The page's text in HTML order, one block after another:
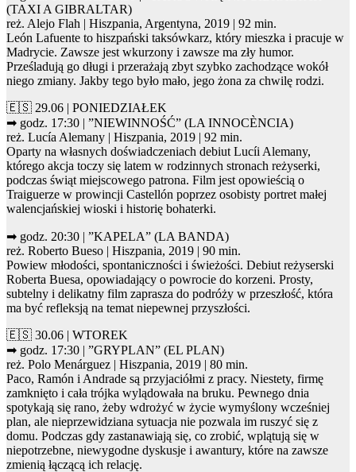
(TAXI A GIBRALTAR)
reż. Alejo Flah | Hiszpania, Argentyna, 2019 | 92 min.
León Lafuente to hiszpański taksówkarz, który mieszka i pracuje w
Madrycie. Zawsze jest wkurzony i zawsze ma zły humor.
Prześladują go długi i przerażają zbyt szybko zachodzące wokół
niego zmiany. Jakby tego było mało, jego żona za chwilę rodzi.
🇪🇸 29.06 | PONIEDZIAŁEK
➡ godz. 17:30 | ”NIEWINNOŚĆ” (LA INNOCÈNCIA)
reż. Lucía Alemany | Hiszpania, 2019 | 92 min.
Oparty na własnych doświadczeniach debiut Lucíi Alemany,
którego akcja toczy się latem w rodzinnych stronach reżyserki,
podczas świąt miejscowego patrona. Film jest opowieścią o
Traiguerze w prowincji Castellón poprzez osobisty portret małej
walencjańskiej wioski i historię bohaterki.
➡ godz. 20:30 | ”KAPELA” (LA BANDA)
reż. Roberto Bueso | Hiszpania, 2019 | 90 min.
Powiew młodości, spontaniczności i świeżości. Debiut reżyserski
Roberta Buesa, opowiadający o powrocie do korzeni. Prosty,
subtelny i delikatny film zaprasza do podróży w przeszłość, która
ma być refleksją na temat niepewnej przyszłości.
🇪🇸 30.06 | WTOREK
➡ godz. 17:30 | ”GRYPLAN” (EL PLAN)
reż. Polo Menárguez | Hiszpania, 2019 | 80 min.
Paco, Ramón i Andrade są przyjaciółmi z pracy. Niestety, firmę
zamknięto i cała trójka wylądowała na bruku. Pewnego dnia
spotykają się rano, żeby wdrożyć w życie wymyślony wcześniej
plan, ale nieprzewidziana sytuacja nie pozwala im ruszyć się z
domu. Podczas gdy zastanawiają się, co zrobić, wplątują się w
niepotrzebne, niewygodne dyskusje i awantury, które na zawsze
zmienią łączącą ich relację.